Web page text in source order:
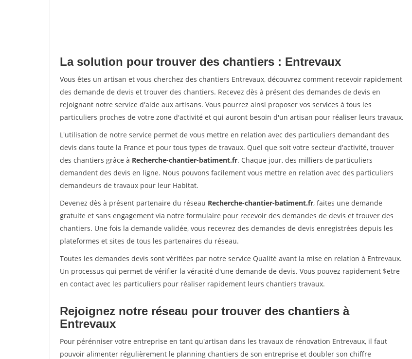
La solution pour trouver des chantiers : Entrevaux
Vous êtes un artisan et vous cherchez des chantiers Entrevaux, découvrez comment recevoir rapidement
des demande de devis et trouver des chantiers. Recevez dès à présent des demandes de devis en
rejoignant notre service d'aide aux artisans. Vous pourrez ainsi proposer vos services à tous les
particuliers proches de votre zone d'activité et qui auront besoin d'un artisan pour réaliser leurs travaux.
L'utilisation de notre service permet de vous mettre en relation avec des particuliers demandant des
devis dans toute la France et pour tous types de travaux. Quel que soit votre secteur d'activité, trouver
des chantiers grâce à Recherche-chantier-batiment.fr. Chaque jour, des milliers de particuliers
demandent des devis en ligne. Nous pouvons facilement vous mettre en relation avec des particuliers
demandeurs de travaux pour leur Habitat.
Devenez dès à présent partenaire du réseau Recherche-chantier-batiment.fr, faites une demande
gratuite et sans engagement via notre formulaire pour recevoir des demandes de devis et trouver des
chantiers. Une fois la demande validée, vous recevrez des demandes de devis enregistrées depuis les
plateformes et sites de tous les partenaires du réseau.
Toutes les demandes devis sont vérifiées par notre service Qualité avant la mise en relation à Entrevaux.
Un processus qui permet de vérifier la véracité d'une demande de devis. Vous pouvez rapidement $etre
en contact avec les particuliers pour réaliser rapidement leurs chantiers travaux.
Rejoignez notre réseau pour trouver des chantiers à
Entrevaux
Pour pérénniser votre entreprise en tant qu'artisan dans les travaux de rénovation Entrevaux, il faut
pouvoir alimenter régulièrement le planning chantiers de son entreprise et doubler son chiffre